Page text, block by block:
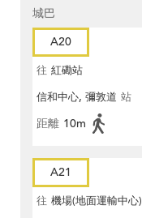
城巴
A20
往 紅磡站
信和中心, 彌敦道 站
距離 10m
A21
往 機場(地面運輸中心)